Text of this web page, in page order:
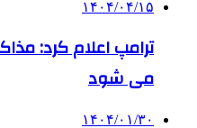
۱۴۰۴/۰۴/۱۵
ترامپ اعلام کرد:
می شود
۱۴۰۴/۰۱/۳۰